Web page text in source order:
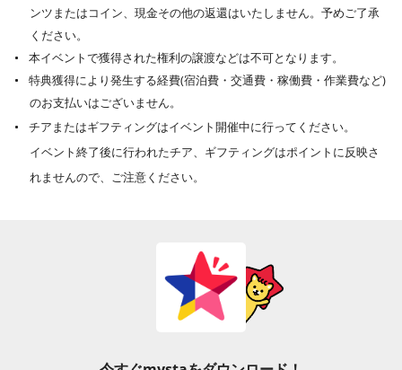
ンツまたはコイン、現金その他の返還はいたしません。予めご了承
ください。
本イベントで獲得された権利の譲渡などは不可となります。
特典獲得により発生する経費(宿泊費・交通費・稼働費・作業費など)
のお支払いはございません。
チアまたはギフティングはイベント開催中に行ってください。
イベント終了後に行われたチア、ギフティングはポイントに反映さ
れませんので、ご注意ください。